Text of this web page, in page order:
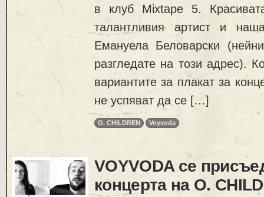
в клуб Mixtape 5.
талантливия артист и
Емануела Беловарски
разгледате на този адрес).
вариантите за плакат за
не успяват да се […]
O. CHILDREN Voyvoda
VOYVODA се
концерта на O.